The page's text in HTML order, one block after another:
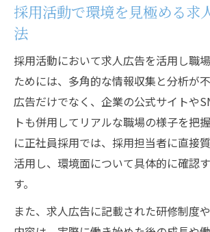
採用活動で環境を見極める求
法
採用活動において求人広告を活用し職
ためには、多角的な情報収集と分析が
広告だけでなく、企業の公式サイトや
トも併用してリアルな職場の様子を把
に正社員採用では、採用担当者に直接
活用し、環境面について具体的に確認
す。
また、求人広告に記載された研修制度